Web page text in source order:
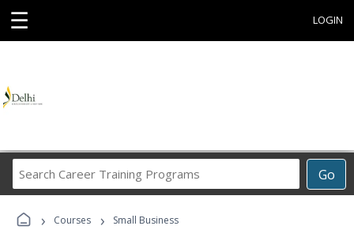
☰ LOGIN
Go
Career
Programs
› Courses › Small Business